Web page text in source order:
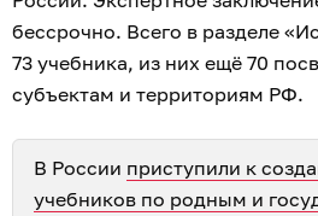
бессрочно. Всего в разделе
73 учебника, из них ещё 70
субъектам и территориям РФ.
В России приступили к
учебников по родным и